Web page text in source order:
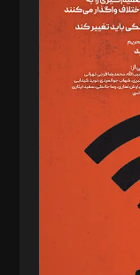
سروش کرمیان،
فائزه فتحی